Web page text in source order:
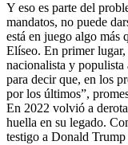
Y eso es parte del
mandatos, no puede
está en juego algo más
Elíseo. En primer
nacionalista y
para decir que, en los
por los últimos”,
En 2022 volvió a
huella en su legado.
testigo a Donald Trump